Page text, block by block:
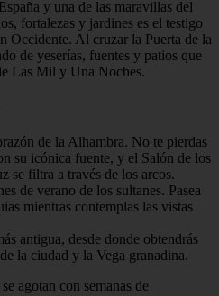
y una de las maravillas del
fortalezas y jardines es el testigo
Occidente. Al cruzar la Puerta de la
de yeserías, fuentes y patios que
Las Mil y Una Noches.
de la Alhambra. No te pierdas
su icónica fuente, y el Salón de los
se filtra a través de los arcos.
de verano de los sultanes. Pasea
mientras contemplas las vistas
antigua, desde donde obtendrás
la ciudad y la Vega granadina.
agotan con semanas de